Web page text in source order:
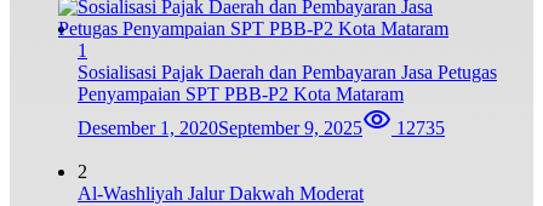
1
Sosialisasi Pajak Daerah dan Pembayaran Jasa Petugas
Penyampaian SPT PBB-P2 Kota Mataram
Desember 1, 2020September 9, 2025 12735
2
Al-Washliyah Jalur Dakwah Moderat